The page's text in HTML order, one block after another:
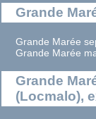
Grande
Grande Marée
Grande Marée
Grande
(Locmalo),